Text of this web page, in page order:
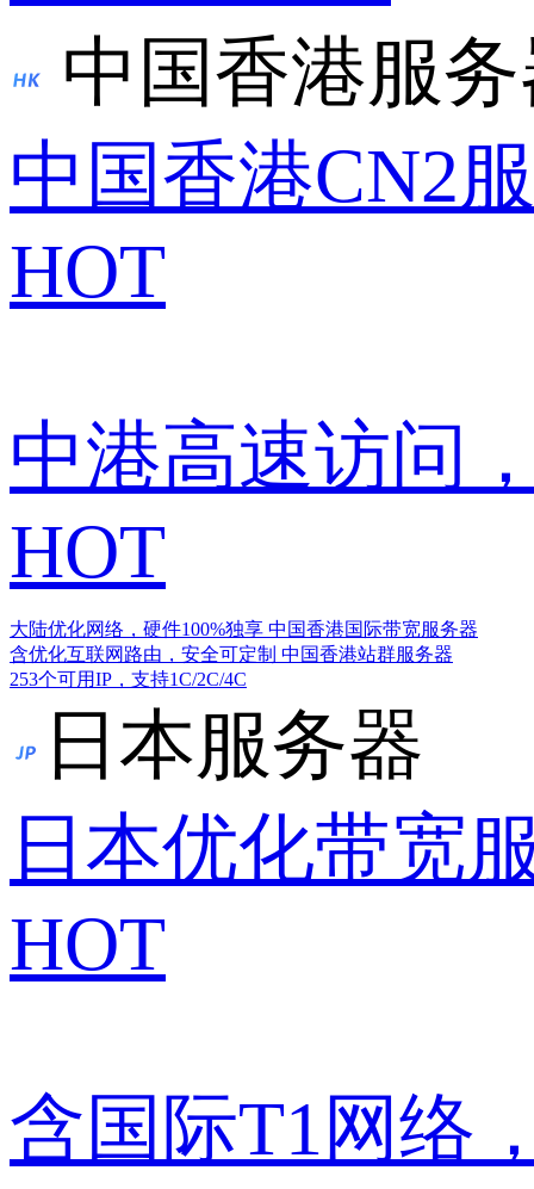
中国香港服
中国香港CN2
HOT
中港高速访问
HOT
大陆优化网络，硬件100%独享 中国香港国际带宽服务器
含优化互联网路由，安全可定制 中国香港站群服务器
253个可用IP，支持1C/2C/4C
日本服务器
日本优化带宽
HOT
含国际T1网络